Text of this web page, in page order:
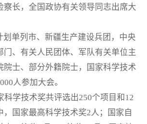
察长，全国政协有关领导同志出席大
划单列市、新疆生产建设兵团，中央
门、有关人民团体、军队有关单位主
院士、部分外籍院士，国家科学技术
人参加大会。
科学技术奖共评选出250个项目和12
，国家最高科学技术奖2人；国家自